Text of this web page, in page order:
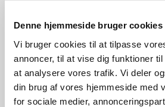
Denne hjemmeside bruger cookies
Vi bruger cookies til at tilpasse
annoncer, til at vise dig funktioner
at analysere vores trafik. Vi deler
din brug af vores hjemmeside med
for sociale medier,